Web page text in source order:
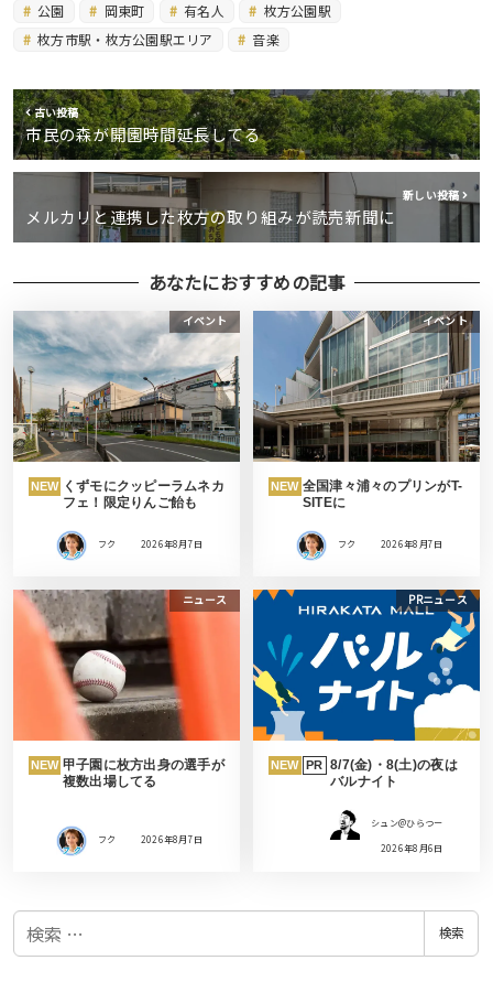
公園 岡東町 有名人
枚方公園駅
枚方市駅・枚方公園駅エリア
音楽
古い投稿
市民の森が開園時間延長してる
新しい投稿
メルカリと連携した枚方の取り組みが読売新聞に
あなたにおすすめの記事
イベント
NEW くずモにクッピーラムネカ
フェ！限定りんご飴も
フク 2026年8月7日
イベント
NEW 全国津々浦々のプリンがT-
SITEに
フク 2026年8月7日
ニュース
NEW 甲子園に枚方出身の選手が
複数出場してる
フク 2026年8月7日
PRニュース
NEW PR 8/7(金)・8(土)の夜は
バルナイト
シュン@ひらつー
2026年8月6日
検
検索